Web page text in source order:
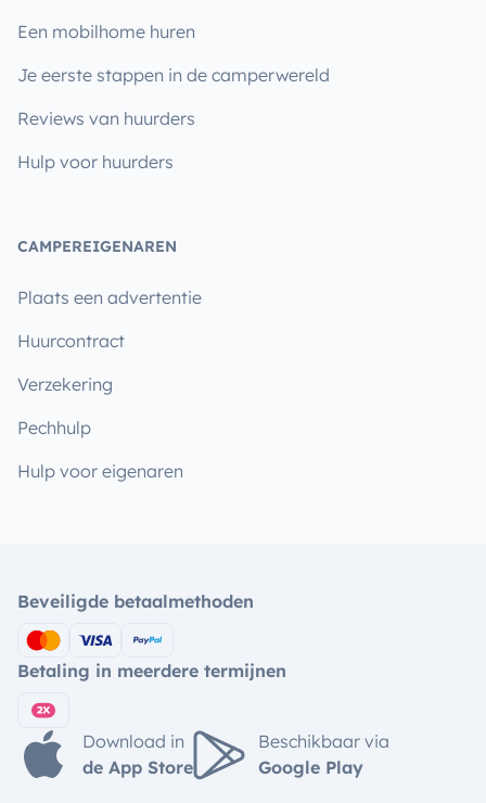
Een mobilhome huren
Je eerste stappen in de camperwereld
Reviews van huurders
Hulp voor huurders
CAMPEREIGENAREN
Plaats een advertentie
Huurcontract
Verzekering
Pechhulp
Hulp voor eigenaren
Beveiligde betaalmethoden
Betaling in meerdere termijnen
Download in
de App Store
Beschikbaar via
Google Play